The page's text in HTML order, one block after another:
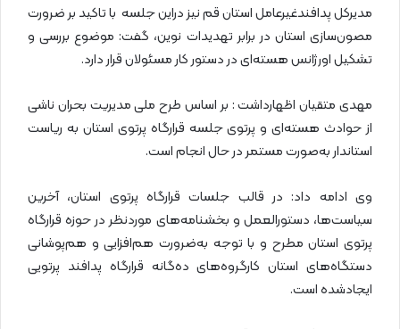
مدیرکل پدافندغیرعامل استان قم نیز دراین جلسه با تاکید بر ضرورت
مصون‌سازی استان در برابر تهدیدات نوین، گفت: موضوع بررسی و
تشکیل اورژانس هسته‌ای در دستور کار مسئولان قرار دارد.
مهدی متقیان اظهارداشت : بر اساس طرح ملی مدیریت بحران ناشی
از حوادث هسته‌ای و پرتوی جلسه قرارگاه پرتوی استان به ریاست
استاندار به‌صورت مستمر در حال انجام است.
وی ادامه داد: در قالب جلسات قرارگاه پرتوی استان، آخرین
سیاست‌ها، دستورالعمل و بخشنامه‌های موردنظر در حوزه قرارگاه
پرتوی استان مطرح و با توجه به‌ضرورت هم‌افزایی و هم‌پوشانی
دستگاه‌های استان کارگروه‌های ده‌گانه قرارگاه پدافند پرتویی
ایجادشده است.